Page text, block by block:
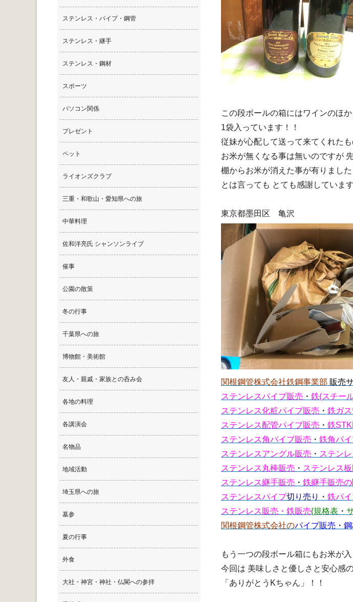
この段ボールの箱にはワインのほ
1袋入っています！！
従妹が心配して送って来てくれたも
お米が無くなる事は無いのですが
棚からお米が消えた事が有りました
とは言っても とても感謝しています
東京都墨田区 亀沢
関根鋼管株式会社鉄鋼事業部 販売
ステンレスパイプ販売 ・ 鉄(スチー
ステンレス化粧パイプ販売 ・ 鉄ガ
ステンレス配管パイプ販売 ・ 鉄
ステンレス角パイプ販売 ・ 鉄角パ
ステンレスアングル販売 ・ ステン
ステンレス丸棒販売 ・ ステンレス
ステンレス継手販売 ・ 鉄継手販売の
ステンレスパイプ切り売り ・ 鉄パ
ステンレス販売・鉄販売(規格表 ・
関根鋼管株式会社のパイプ販売 ・
もう一つの段ボール箱にもお米が入
今回は 美味しさと優しさと安心感
「ありがとうKちゃん」！！
ステンレス・パイプ・鋼管
ステンレス・継手
ステンレス・鋼材
スポーツ
パソコン関係
プレゼント
ペット
ライオンズクラブ
三重・和歌山・愛知県への旅
中華料理
佐和洋亮氏 シャンソンライブ
催事
公園の散策
冬の行事
千葉県への旅
博物館・美術館
友人・親戚・家族との呑み会
各地の料理
各講演会
名物品
地域活動
埼玉県への旅
墓参
夏の行事
外食
大社・神宮・神社・仏閣への参拝